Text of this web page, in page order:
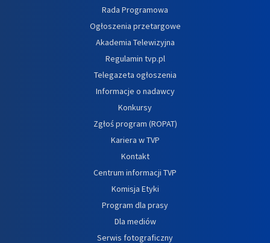
Rada Programowa
Ogłoszenia przetargowe
Akademia Telewizyjna
Regulamin tvp.pl
Telegazeta ogłoszenia
Informacje o nadawcy
Konkursy
Zgłoś program (ROPAT)
Kariera w TVP
Kontakt
Centrum informacji TVP
Komisja Etyki
Program dla prasy
Dla mediów
Serwis fotograficzny